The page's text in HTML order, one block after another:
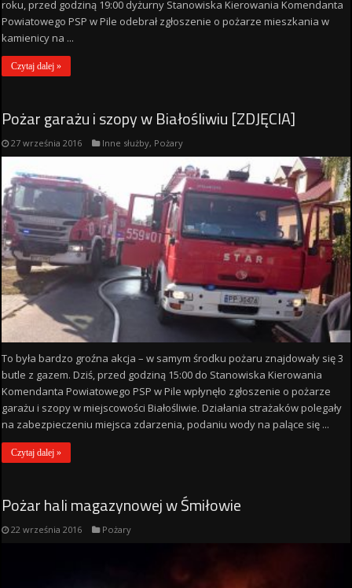
roku, przed godziną 19:00 dyżurny Stanowiska Kierowania Komendanta
Powiatowego PSP w Pile odebrał zgłoszenie o pożarze mieszkania w
kamienicy na ...
Czytaj dalej »
Pożar garażu i szopy w Białośliwiu [ZDJĘCIA]
27 września 2016 Inne służby, Pożary
To była bardzo groźna akcja – w samym środku pożaru znajdowały się 3
butle z gazem. Dziś, przed godziną 15:00 do Stanowiska Kierowania
Komendanta Powiatowego PSP w Pile wpłynęło zgłoszenie o pożarze
garażu i szopy w miejscowości Białośliwie. Działania strażaków polegały
na zabezpieczeniu miejsca zdarzenia, podaniu wody na palące się ...
Czytaj dalej »
Pożar hali magazynowej w Śmiłowie
22 września 2016 Pożary